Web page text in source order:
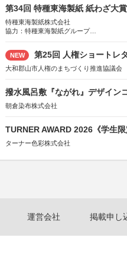
第34回 特種東海製紙 紙わざ大賞
特種東海製紙株式会社
協力：特種東海製紙グループ
NEW 第25回 人権ショートレ
大和郡山市人権のまちづくり推進協議会
撥水風呂敷『ながれ』デザイン
朝倉染布株式会社
TURNER AWARD 2026《学生限
ターナー色彩株式会社
運営会社 掲載申し